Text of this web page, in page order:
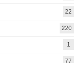
22
220
1
77